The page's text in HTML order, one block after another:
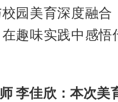
园美育深度融
趣味实践中感
李佳欣：本次美